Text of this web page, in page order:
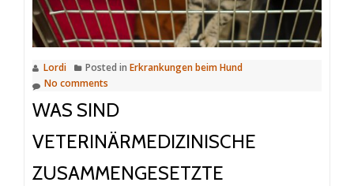
zum
Tierarzt?
Lordi Posted in Erkrankungen beim Hund
No comments
WAS SIND
VETERINÄRMEDIZINISCHE
ZUSAMMENGESETZTE